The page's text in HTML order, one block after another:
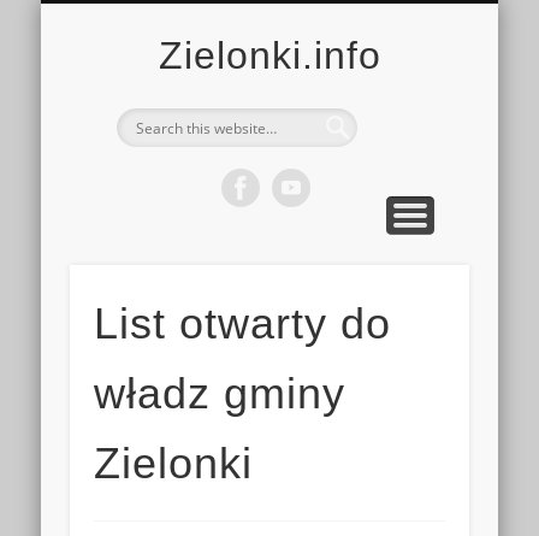
Zielonki.info
List otwarty do
władz gminy
Zielonki